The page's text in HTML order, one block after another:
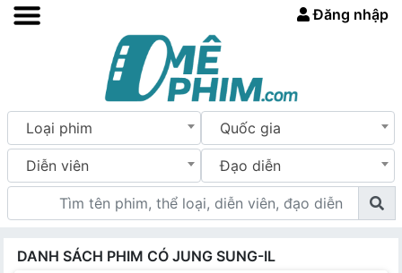
Đăng nhập
Loại phim Quốc gia
Diễn viên Đạo diễn
DANH SÁCH PHIM CÓ JUNG SUNG-IL